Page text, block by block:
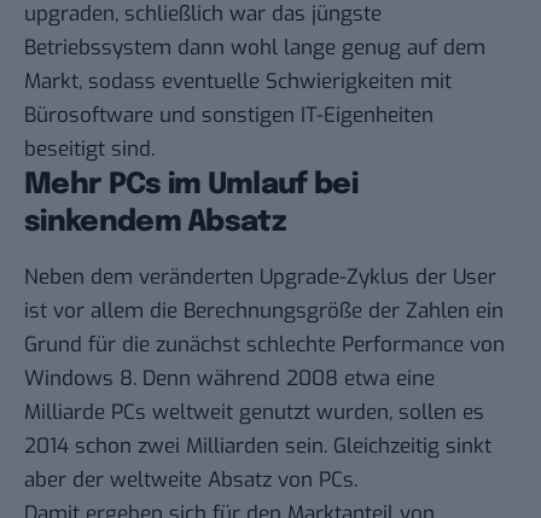
upgraden, schließlich war das jüngste
Betriebssystem dann wohl lange genug auf dem
Markt, sodass eventuelle Schwierigkeiten mit
Bürosoftware und sonstigen IT-Eigenheiten
beseitigt sind.
Mehr PCs im Umlauf bei
sinkendem Absatz
Neben dem veränderten Upgrade-Zyklus der User
ist vor allem die Berechnungsgröße der Zahlen ein
Grund für die zunächst schlechte Performance von
Windows 8. Denn während 2008 etwa eine
Milliarde PCs weltweit genutzt wurden, sollen es
2014 schon zwei Milliarden sein. Gleichzeitig sinkt
aber der weltweite Absatz von PCs.